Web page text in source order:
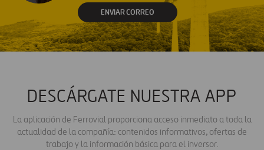
ENVIAR CORREO
DESCÁRGATE NUESTRA APP
La aplicación de Ferrovial proporciona acceso inmediato a toda la
actualidad de la compañía: contenidos informativos, ofertas de
trabajo y la información básica para el inversor.